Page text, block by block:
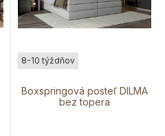
Boxspringová posteľ DILMA
bez topera
8-10 týždňov